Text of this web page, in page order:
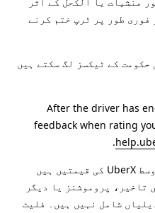
فوری طور پر ٹرپ ختم کرنے
کے ٹیکسز لگ سکتے ہیں
After the driver has
feedback when rating
*نمونہ سواری کی قیمتیں صرف اوسط UberX کی قیمتیں ہیں
تاخیر، پروموشنز یا دیگر
شامل نہیں ہیں۔ فلیٹ